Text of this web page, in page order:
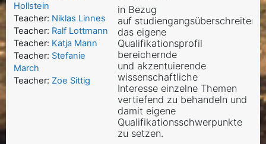
in Bezug
auf
das eigene
Qualifikationsprofil
bereichernde
und akzentuierende
wissenschaftliche
Interesse einzelne Themen
vertiefend zu behandeln und
damit eigene
Qualifikationsschwerpunkte
zu setzen.
Hollstein
Teacher: Niklas Linnes
Teacher: Ralf Lottmann
Teacher: Katja Mann
Teacher: Stefanie
March
Teacher: Zoe Sittig